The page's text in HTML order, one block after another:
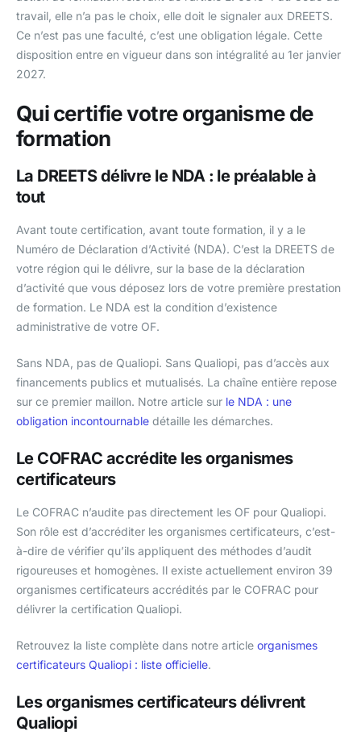
travail, elle n’a pas le choix, elle doit le signaler aux DREETS.
Ce n’est pas une faculté, c’est une obligation légale. Cette
disposition entre en vigueur dans son intégralité au 1er janvier
2027.
Qui certifie votre organisme de
formation
La DREETS délivre le NDA : le préalable à
tout
Avant toute certification, avant toute formation, il y a le
Numéro de Déclaration d’Activité (NDA). C’est la DREETS de
votre région qui le délivre, sur la base de la déclaration
d’activité que vous déposez lors de votre première prestation
de formation. Le NDA est la condition d’existence
administrative de votre OF.
Sans NDA, pas de Qualiopi. Sans Qualiopi, pas d’accès aux
financements publics et mutualisés. La chaîne entière repose
sur ce premier maillon. Notre article sur le NDA : une
obligation incontournable détaille les démarches.
Le COFRAC accrédite les organismes
certificateurs
Le COFRAC n’audite pas directement les OF pour Qualiopi.
Son rôle est d’accréditer les organismes certificateurs, c’est-
à-dire de vérifier qu’ils appliquent des méthodes d’audit
rigoureuses et homogènes. Il existe actuellement environ 39
organismes certificateurs accrédités par le COFRAC pour
délivrer la certification Qualiopi.
Retrouvez la liste complète dans notre article organismes
certificateurs Qualiopi : liste officielle.
Les organismes certificateurs délivrent
Qualiopi